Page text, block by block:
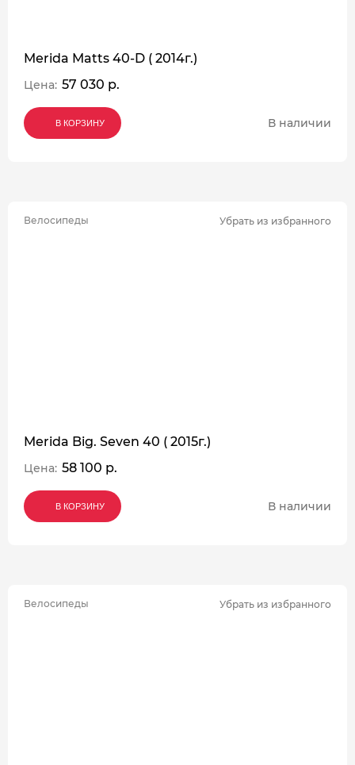
Merida Matts 40-D ( 2014г.)
Цена: 57 030 р.
В КОРЗИНУ
В КОРЗИНУ
В КОРЗИНУ В наличии
Велосипеды Убрать из избранного
Merida Big. Seven 40 ( 2015г.)
Цена: 58 100 р.
В КОРЗИНУ
В КОРЗИНУ
В КОРЗИНУ В наличии
Велосипеды Убрать из избранного